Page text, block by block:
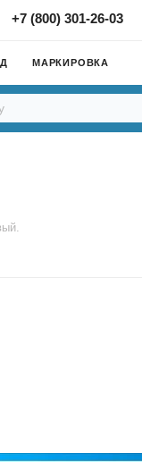
+7 (800) 301-26-03
МАРКИРОВКА